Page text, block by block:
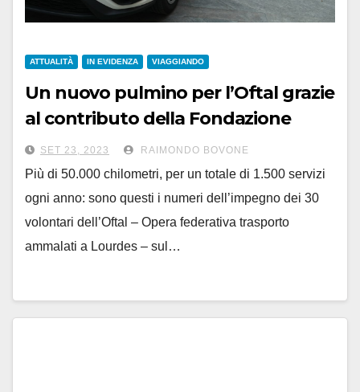
ATTUALITÀ IN EVIDENZA VIAGGIANDO
Un nuovo pulmino per l’Oftal grazie
al contributo della Fondazione
Cassa di Risparmio di Alessandria
SET 23, 2023 RAIMONDO BOVONE
Più di 50.000 chilometri, per un totale di 1.500 servizi
ogni anno: sono questi i numeri dell’impegno dei 30
volontari dell’Oftal – Opera federativa trasporto
ammalati a Lourdes – sul…